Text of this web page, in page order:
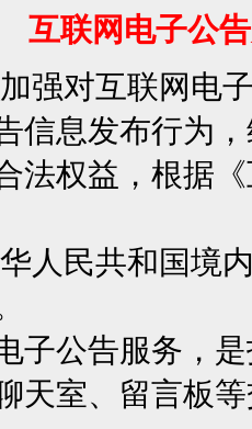
互联网电子公
对互联网电子
信息发布行为
法权益，根据
民共和国境内
公告服务，是
天室、留言板